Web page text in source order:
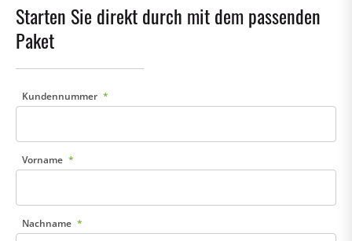
Starten Sie direkt durch mit dem passenden
Paket
Kundennummer
Vorname
Nachname